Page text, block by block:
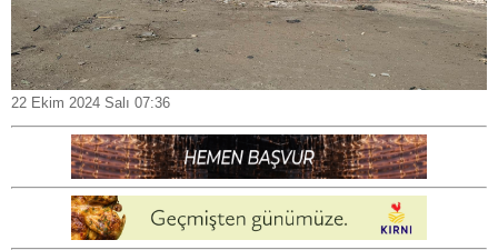
22 Ekim 2024 Salı 07:36